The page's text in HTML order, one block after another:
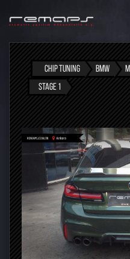
CHIP TUNING BMW
STAGE 1